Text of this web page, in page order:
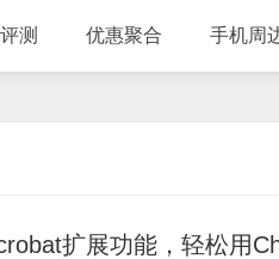
测 优惠聚合 手机周
扩展功能，轻松用